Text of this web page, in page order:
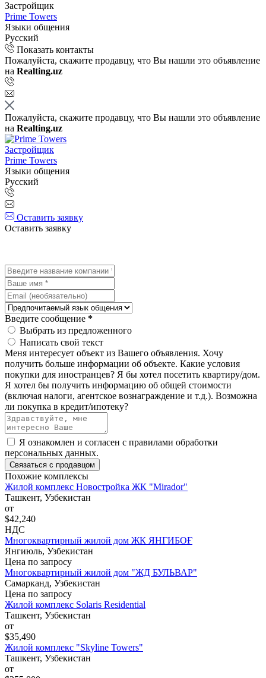
Застройщик
Prime Towers
Языки общения
Русский
Показать контакты
Пожалуйста, скажите продавцу, что Вы нашли это объявление
на Realting.uz
Пожалуйста, скажите продавцу, что Вы нашли это объявление
на Realting.uz
Застройщик
Prime Towers
Языки общения
Русский
Оставить заявку
Оставить заявку
Введите сообщение *
Выбрать из предложенного
Написать свой текст
Меня интересует объект из Вашего объявления. Хочу
получить больше информации об объекте. Какие условия
покупки для иностранцев? Я бы хотел посетить квартиру/дом.
Я хотел бы получить информацию об общей стоимости
(включая налоги, агентское вознаграждение и т.д.). Возможна
ли покупка в кредит/ипотеку?
Я ознакомлен и согласен с правилами обработки
персональных данных.
Связаться с продавцом
Похожие комплексы
Жилой комплекс Новостройка ЖК "Mirador"
Ташкент, Узбекистан
от
$42,240
НДС
Многоквартирный жилой дом ЖК ЯНГИБОҒ
Янгиюль, Узбекистан
Цена по запросу
Многоквартирный жилой дом "ЖД БУЛЬВАР"
Самарканд, Узбекистан
Цена по запросу
Жилой комплекс Solaris Residential
Ташкент, Узбекистан
от
$35,490
Жилой комплекс "Skyline Towers"
Ташкент, Узбекистан
от